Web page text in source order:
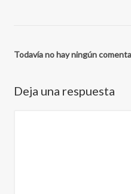
Todavía no hay ningún
Deja una respuesta